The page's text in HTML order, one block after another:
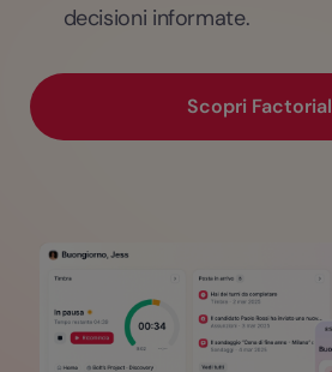
decisioni informate.
Scopri Factorial